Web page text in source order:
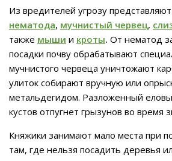
Из вредителей угрозу представляют
нематода, мучнистый червец,
также мыши и кроты. От нематод
посадки почву обрабатывают
мучнистого червеца уничтожают
улиток собирают вручную или
метальдегидом. Разложенный
кустов отпугнет грызунов во время
Княжики занимают мало места при
там, где нельзя посадить деревья